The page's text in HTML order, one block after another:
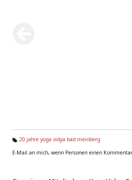
g
20 jahre yoga vidya bad meinberg
E-Mail an mich, wenn Personen einen